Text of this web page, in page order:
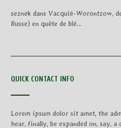
seznek dans Vacquié-Worontzow,
Russe) en quête de blé…
QUICK CONTACT INFO
Lorem ipsum dolor sit amet, the
hear, finally, be expanded on, say,